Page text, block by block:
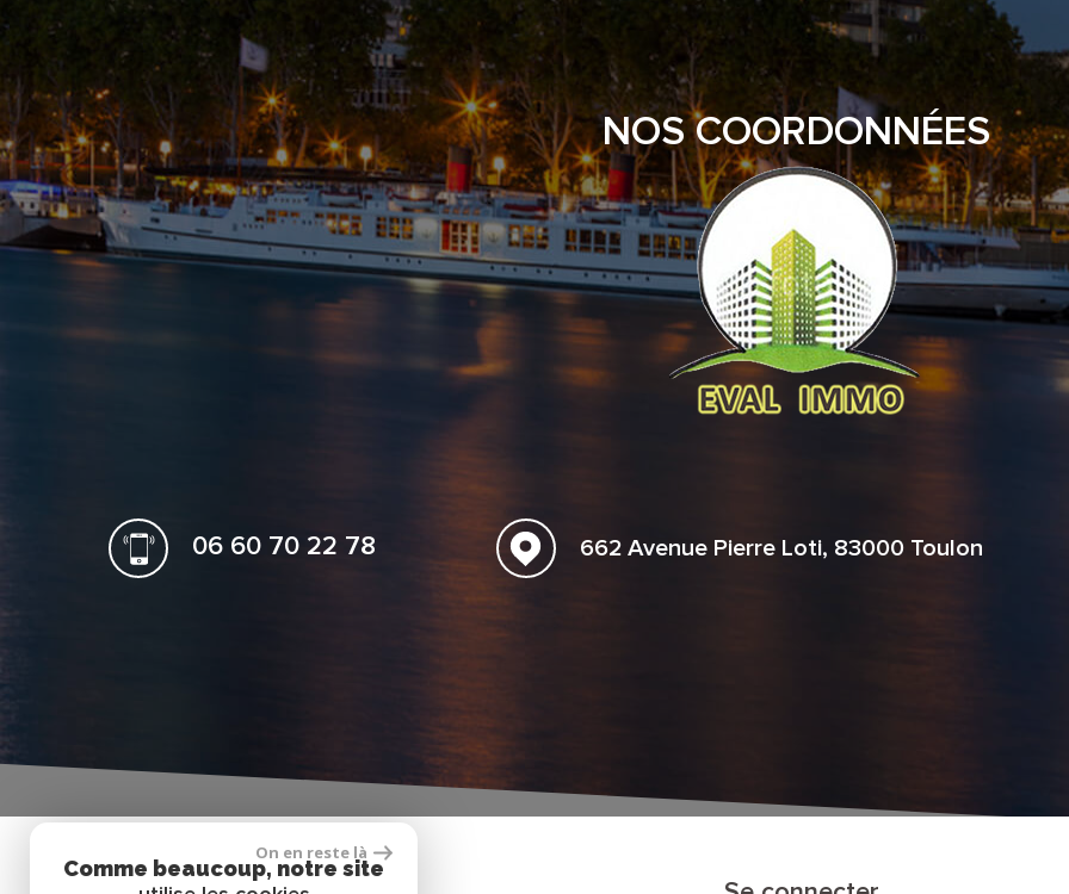
NOS COORDONNÉES
06 60 70 22 78 662 Avenue Pierre Loti, 83000 Toulon
On en reste là
Comme beaucoup, notre site